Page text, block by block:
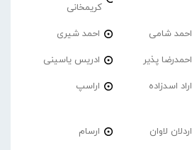
کریمخانی
احمد شامی احمد شیری
احمدرضا پذیر ادریس یاسینی
اراد اسدزاده اراسپ
اردلان لاوان ارسام